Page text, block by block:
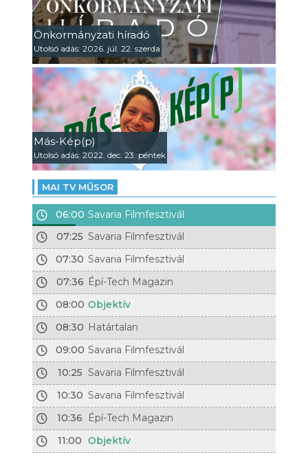
Önkormányzati híradó
Utolsó adás: 2026. júl. 22. szerda
Más-Kép(p)
Utolsó adás: 2022. dec. 23. péntek
MAI TV MŰSOR
06:00 Savaria Filmfesztivál
07:25 Savaria Filmfesztivál
07:30 Savaria Filmfesztivál
07:36 Épí-Tech Magazin
08:00 Objektív
08:30 Határtalan
09:00 Savaria Filmfesztivál
10:25 Savaria Filmfesztivál
10:30 Savaria Filmfesztivál
10:36
Épí-Tech Magazin
11:00 Objektív